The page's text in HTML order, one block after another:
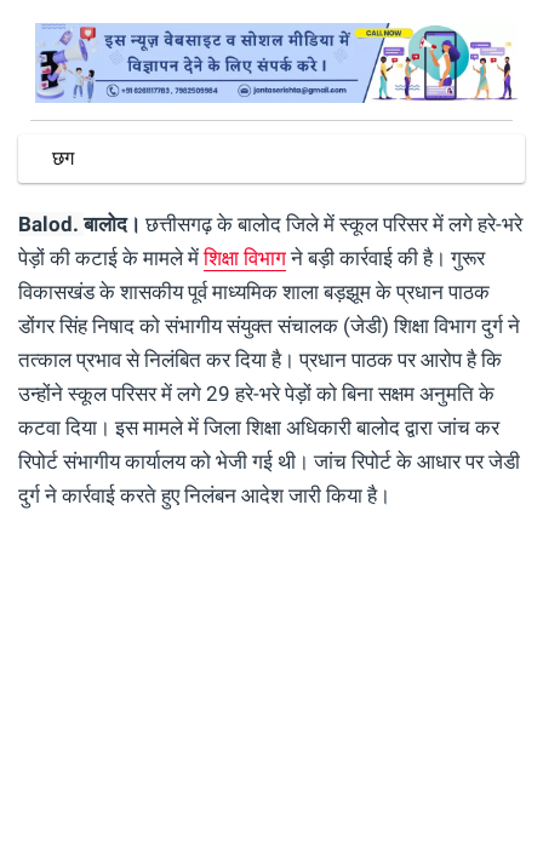
छग
Balod.बालोद। छत्तीसगढ़ के बालोद जिले में स्कूल परिसर में लगे हरे-भरे
पेड़ों की कटाई के मामले मेंशिक्षा विभागने बड़ी कार्रवाई की है। गुरूर
विकासखंड के शासकीय पूर्व माध्यमिक शाला बड़झूम के प्रधान पाठक
डोंगर सिंह निषाद को संभागीय संयुक्त संचालक (जेडी) शिक्षा विभाग दुर्ग ने
तत्काल प्रभाव से निलंबित कर दिया है। प्रधान पाठक पर आरोप है कि
उन्होंने स्कूल परिसर में लगे 29 हरे-भरे पेड़ों को बिना सक्षम अनुमति के
कटवा दिया। इस मामले में जिला शिक्षा अधिकारी बालोद द्वारा जांच कर
रिपोर्ट संभागीय कार्यालय को भेजी गई थी। जांच रिपोर्ट के आधार पर जेडी
दुर्ग ने कार्रवाई करते हुए निलंबन आदेश जारी किया है।